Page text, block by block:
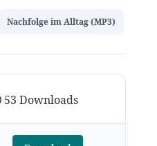
Nachfolge im Alltag (MP3)
53 Downloads